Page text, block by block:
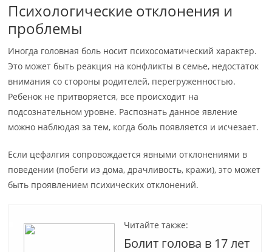
Психологические отклонения и
проблемы
Иногда головная боль носит психосоматический характер.
Это может быть реакция на конфликты в семье, недостаток
внимания со стороны родителей, перегруженностью.
Ребенок не притворяется, все происходит на
подсознательном уровне. Распознать данное явление
можно наблюдая за тем, когда боль появляется и исчезает.
Если цефалгия сопровождается явными отклонениями в
поведении (побеги из дома, драчливость, кражи), это может
быть проявлением психических отклонений.
Читайте также:
Болит голова в 17 лет